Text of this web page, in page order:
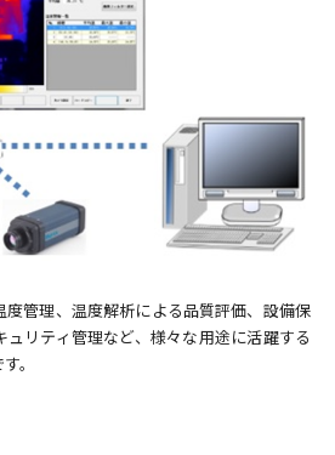
メカトロニクス
パーティクルボード
会社概要
プ
管理、温度解析による品質評価、設備保
リティ管理など、様々な用途に活躍する
。